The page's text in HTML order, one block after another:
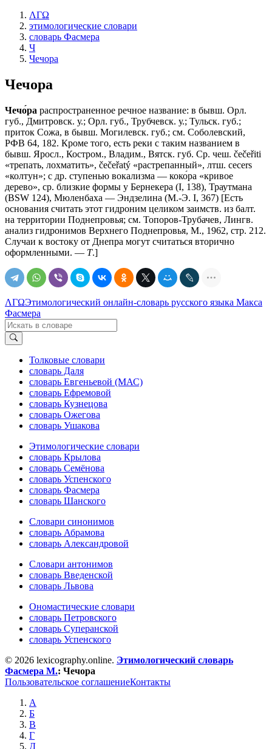
ΛΓΩ
этимологические словари
словарь Фасмера
Ч
Чечора
Чечора
Чечо́ра распространенное речное название: в бывш. Орл.
губ., Дмитровск. у.; Орл. губ., Трубчевск. у.; Тульск. губ.;
приток Сожа, в бывш. Могилевск. губ.; см. Соболевский,
РФВ 64, 182. Кроме того, есть реки с таким названием в
бывш. Яросл., Костром., Владим., Вятск. губ. Ср. чеш. čečeřiti
«трепать, лохматить», čеčеřаtý «растрепанный», лтш. сесеrs
«колтун»; с др. ступенью вокализма — коко́ра «кривое
дерево», ср. близкие формы у Бернекера (I, 138), Траутмана
(ВSW 124), Мюленбаха — Эндзелина (М.-Э. I, 367) [Есть
основания считать этот гидроним целиком заимств. из балт.
на территории Поднепровья; см. Топоров-Трубачев, Лингв.
анализ гидронимов Верхнего Поднепровья, М., 1962, стр. 212.
Случаи к востоку от Днепра могут считаться вторично
оформленными. — Т.]
ΛΓΩЭтимологический онлайн-словарь русского языка Макса
Фасмера
Толковые словари
словарь Даля
словарь Евгеньевой (МАС)
словарь Ефремовой
словарь Кузнецова
словарь Ожегова
словарь Ушакова
Этимологические словари
словарь Крылова
словарь Семёнова
словарь Успенского
словарь Фасмера
словарь Шанского
Словари синонимов
словарь Абрамова
словарь Александровой
Словари антонимов
словарь Введенской
словарь Львова
Ономастические словари
словарь Петровского
словарь Суперанской
словарь Успенского
© 2026 lexicography.online. Этимологический словарь
Фасмера М.: Чечора
Пользовательское соглашениеКонтакты
А
Б
В
Г
Д